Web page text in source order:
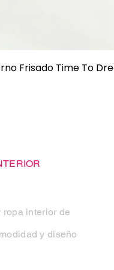
Frisado Time To
ropa interior de
y diseño